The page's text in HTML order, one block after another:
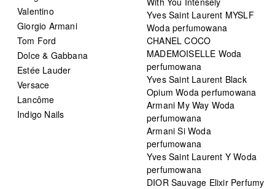
Valentino
Giorgio Armani
Tom Ford
Dolce & Gabbana
Estée Lauder
Versace
Lancôme
Indigo Nails
Yves Saint Laurent MYSLF
Woda perfumowana
CHANEL COCO
MADEMOISELLE Woda
perfumowana
Yves Saint Laurent Black
Opium Woda perfumowana
Armani My Way Woda
perfumowana
Armani Si Woda
perfumowana
Yves Saint Laurent Y Woda
perfumowana
DIOR Sauvage Elixir Perfumy